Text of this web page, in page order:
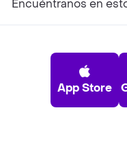
Encuéntranos en
App Store